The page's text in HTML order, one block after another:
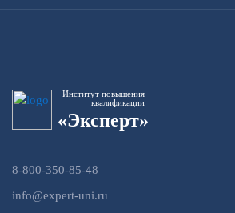
Институт повышения
квалификации
«Эксперт»
8-800-350-85-48
info@expert-uni.ru